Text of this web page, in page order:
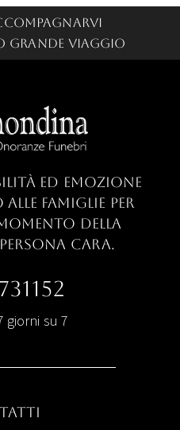
grande viaggio
ed emozione
famiglie per
della
cara.
giorni su 7